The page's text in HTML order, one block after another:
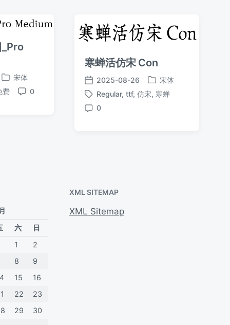
发
布
宋体
费
评
0
寒蝉活仿宋 Con
发
布
日
2025-08-26
发
布
宋体
标
签
Regular,ttf,仿宋, 寒蝉
评
0
六
日
1
2
8
9
15
16
22
23
29 30
XML SITEMAP
XML Sitemap